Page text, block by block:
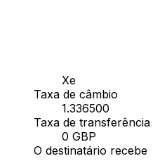
Xe
Taxa de câmbio
1.336500
Taxa de transferência
0 GBP
O destinatário recebe